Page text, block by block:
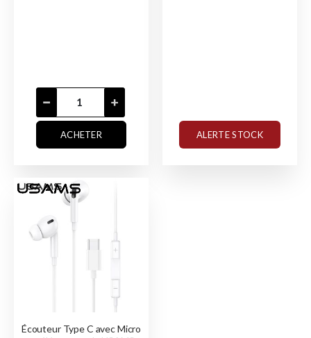
ACHETER ALERTE STOCK
Écouteur Type C avec Micro